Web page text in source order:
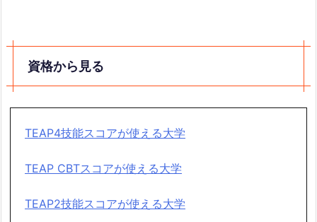
資格から見る
TEAP4技能スコアが使える大学
TEAP CBTスコアが使える大学
TEAP2技能スコアが使える大学